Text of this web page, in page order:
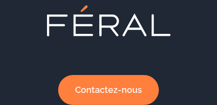
Contactez-nous